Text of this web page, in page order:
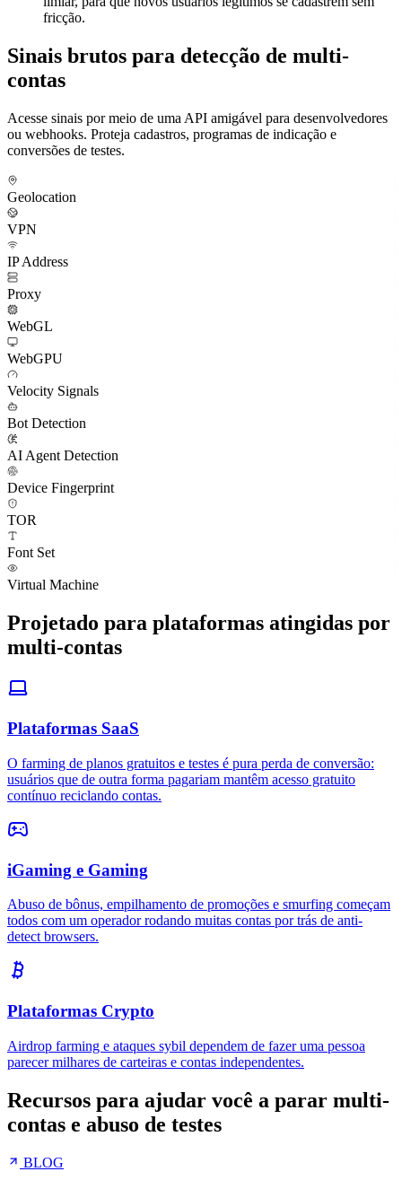
sinalize contas que compartilham um como provavelmente
operadas pela mesma pessoa.
Decida na etapa de indicação ou teste, antes que a
recompensa seja paga, o que é materialmente mais barato do
que recuperá-la depois.
limiar, para que novos usuários legítimos se cadastrem sem
fricção.
Sinais brutos para detecção de multi-
contas
Acesse sinais por meio de uma API amigável para desenvolvedores
ou webhooks. Proteja cadastros, programas de indicação e
conversões de testes.
Geolocation
VPN
IP Address
Proxy
WebGL
WebGPU
Velocity Signals
Bot Detection
AI Agent Detection
TOR
Virtual Machine
Projetado para plataformas atingidas por
multi-contas
Plataformas SaaS
O farming de planos gratuitos e testes é pura perda de conversão:
contínuo reciclando contas.
iGaming e Gaming
Abuso de bônus, empilhamento de promoções e smurfing começam
detect browsers.
Plataformas Crypto
parecer milhares de carteiras e contas independentes.